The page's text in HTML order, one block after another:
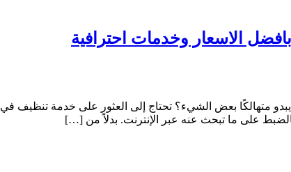
متهالكًا بعض الشيء؟ تحتاج إلى العثور على خدمة تنظيف
على ما تبحث عنه عبر الإنترنت. بدلاً من […]